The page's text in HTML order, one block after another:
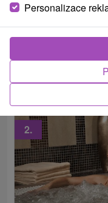
Moderní Lázně
Od 5 Nocí
Balíček nabízí
procedur včetně
bazénu Olympic,
2.
Personalizace